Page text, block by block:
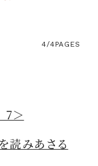
4/4PAGES
7＞
読みあさる